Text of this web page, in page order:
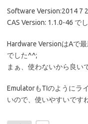
Software Version:2014 7
CAS Version: 1.1.0-46 でし
Hardware VersionはAで
でした^^;
まぁ、使わないから良
EmulatorもTIのようにラ
いので、使いやすいです